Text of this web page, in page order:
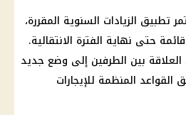
تطبيق الزيادات السنوية المقررة،
حتى نهاية الفترة الانتقالية.
العلاقة بين الطرفين إلى وضع جديد
القواعد المنظمة للإيجارات